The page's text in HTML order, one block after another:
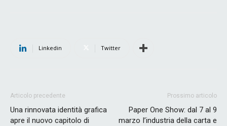
Linkedin Twitter
Articolo precedente
Una rinnovata identità grafica
apre il nuovo capitolo di
Prossimo articolo
Paper One Show: dal 7 al 9
marzo I’industria della carta e